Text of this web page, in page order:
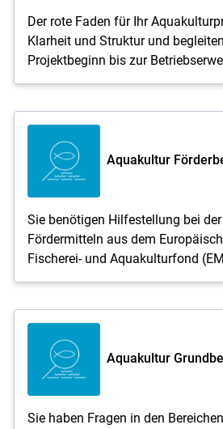
Der rote Faden für Ihr
Klarheit und Struktur und
Projektbeginn bis zur
Aquakultur
Sie benötigen Hilfestellung bei
Fördermitteln aus dem
Fischerei- und Aquakulturfond
Aquakultur
Sie haben Fragen in den Bereichen